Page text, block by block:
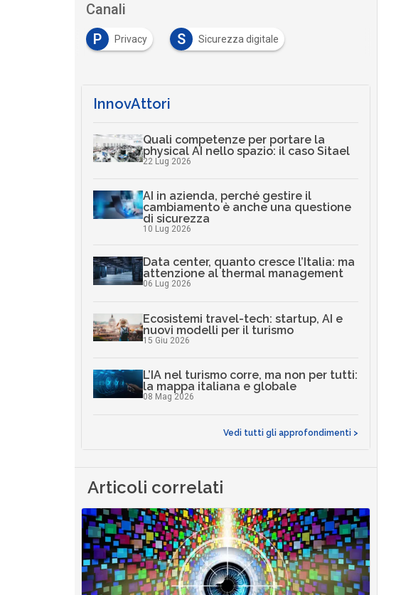
Canali
P
Privacy S Sicurezza digitale
InnovAttori
Quali competenze per portare la
physical AI nello spazio: il caso Sitael
22 Lug 2026
AI in azienda, perché gestire il
cambiamento è anche una questione
di sicurezza
10 Lug 2026
Data center, quanto cresce l’Italia: ma
attenzione al thermal management
06 Lug 2026
Ecosistemi travel-tech: startup, AI e
nuovi modelli per il turismo
15 Giu 2026
L’IA nel turismo corre, ma non per tutti:
la mappa italiana e globale
08 Mag 2026
Vedi tutti gli approfondimenti >
Articoli correlati